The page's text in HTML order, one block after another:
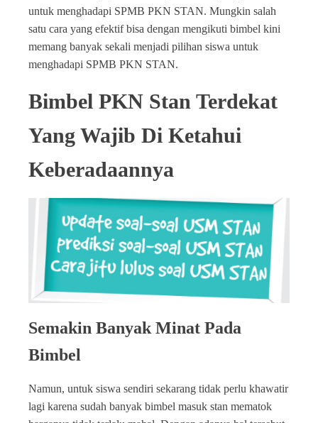
untuk menghadapi SPMB PKN STAN. Mungkin salah
satu cara yang efektif bisa dengan mengikuti bimbel kini
memang banyak sekali menjadi pilihan siswa untuk
menghadapi SPMB PKN STAN.
Bimbel PKN Stan Terdekat
Yang Wajib Di Ketahui
Keberadaannya
Semakin Banyak Minat Pada
Bimbel
Namun, untuk siswa sendiri sekarang tidak perlu khawatir
lagi karena sudah banyak bimbel masuk stan mematok